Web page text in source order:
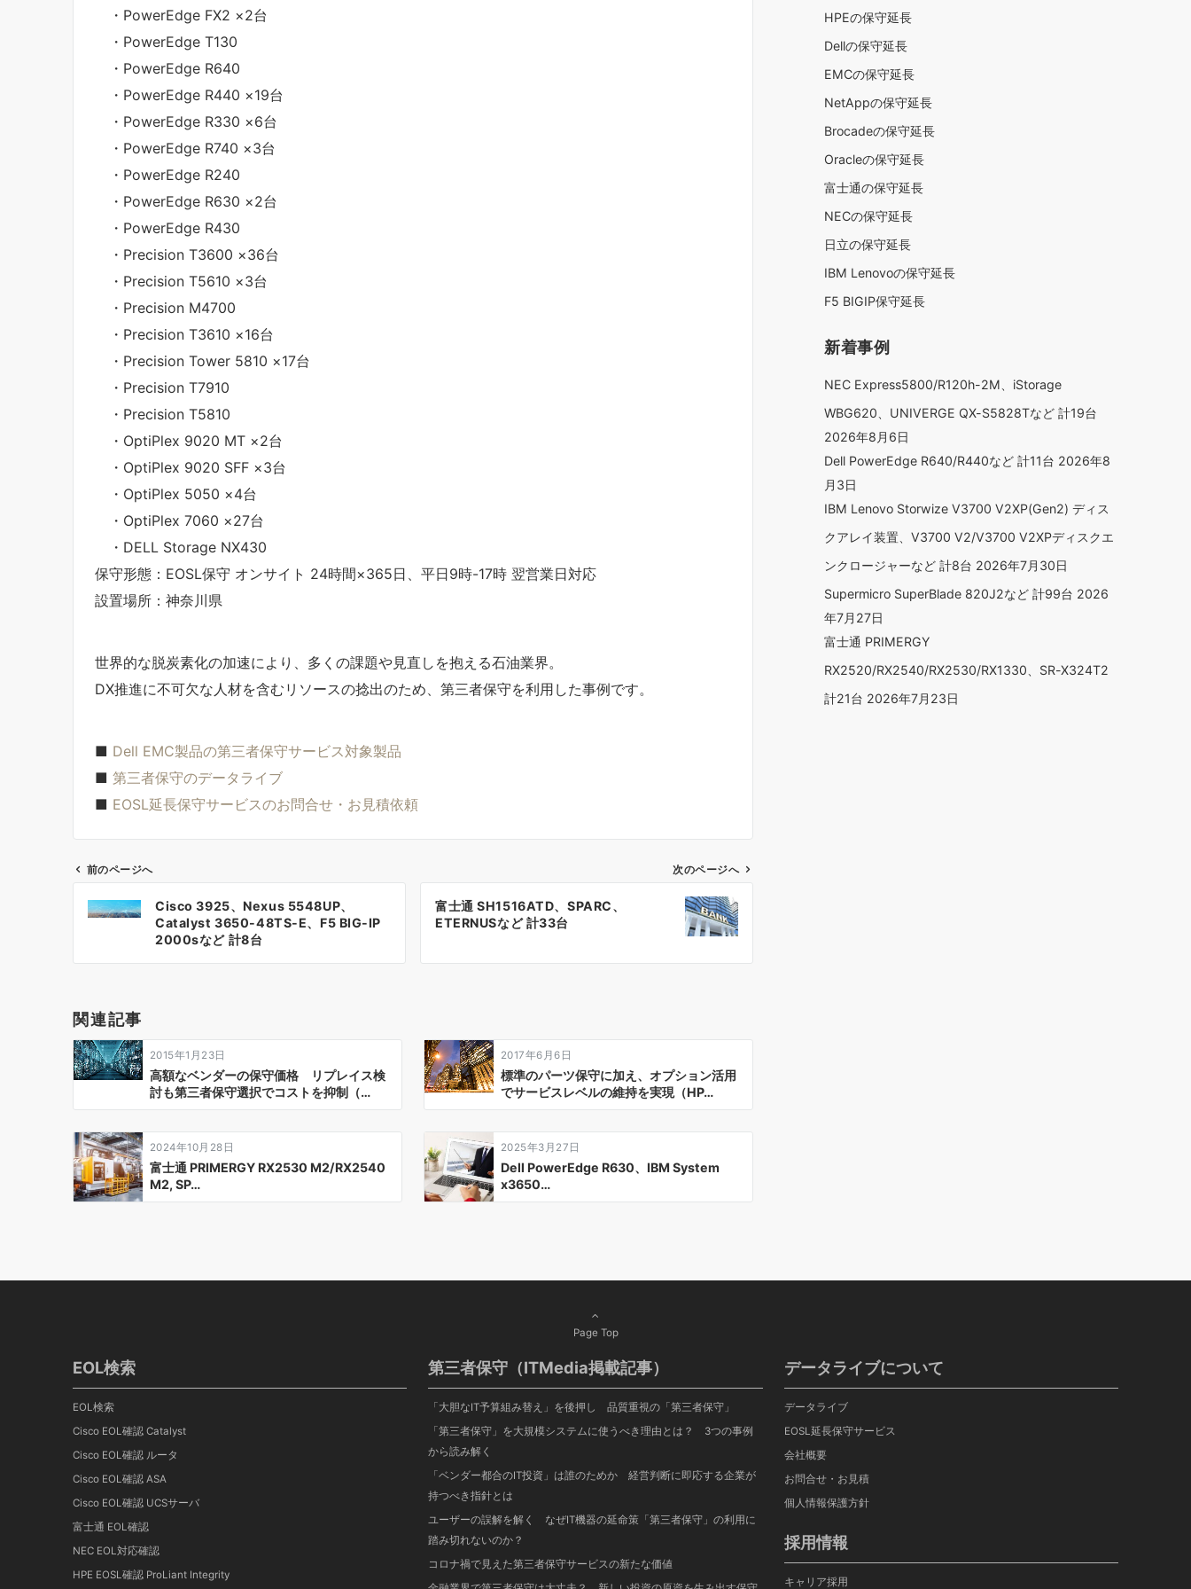
・PowerEdge FX2 ×2台
・PowerEdge T130
・PowerEdge R640
・PowerEdge R440 ×19台
・PowerEdge R330 ×6台
・PowerEdge R740 ×3台
・PowerEdge R240
・PowerEdge R630 ×2台
・PowerEdge R430
・Precision T3600 ×36台
・Precision T5610 ×3台
・Precision M4700
・Precision T3610 ×16台
・Precision Tower 5810 ×17台
・Precision T7910
・Precision T5810
・OptiPlex 9020 MT ×2台
・OptiPlex 9020 SFF ×3台
・OptiPlex 5050 ×4台
・OptiPlex 7060 ×27台
・DELL Storage NX430
保守形態：EOSL保守 オンサイト 24時間×365日、平日9時-17時 翌営業日対応
設置場所：神奈川県
世界的な脱炭素化の加速により、多くの課題や見直しを抱える石油業界。
DX推進に不可欠な人材を含むリソースの捻出のため、第三者保守を利用した事例です。
■ Dell EMC製品の第三者保守サービス対象製品
■ 第三者保守のデータライブ
■ EOSL延長保守サービスのお問合せ・お見積依頼
投
ナ
ゲ
ー
シ
ョ
ン
前のページへ
Cisco 3925、Nexus 5548UP、
Catalyst 3650-48TS-E、F5 BIG-IP
2000sなど 計8台
次のページへ
富士通 SH1516ATD、SPARC、
ETERNUSなど 計33台
関連記事
2015年1月23日
高額なベンダーの保守価格 リプレイス検
討も第三者保守選択でコストを抑制（…
2017年6月6日
標準のパーツ保守に加え、オプション活用
でサービスレベルの維持を実現（HP…
2024年10月28日
富士通 PRIMERGY RX2530 M2/RX2540
M2, SP…
2025年3月27日
Dell PowerEdge R630、IBM System
x3650…
HPEの保守延長
Dellの保守延長
EMCの保守延長
NetAppの保守延長
Brocadeの保守延長
Oracleの保守延長
富士通の保守延長
NECの保守延長
日立の保守延長
IBM Lenovoの保守延長
F5 BIGIP保守延長
新着事例
NEC Express5800/R120h-2M、iStorage
WBG620、UNIVERGE QX-S5828Tなど 計19台
2026年8月6日
Dell PowerEdge R640/R440など 計11台 2026年8
月3日
IBM Lenovo Storwize V3700 V2XP(Gen2) ディス
クアレイ装置、V3700 V2/V3700 V2XPディスクエ
ンクロージャーなど 計8台 2026年7月30日
Supermicro SuperBlade 820J2など 計99台 2026
年7月27日
富士通 PRIMERGY
RX2520/RX2540/RX2530/RX1330、SR-X324T2
計21台 2026年7月23日
Page Top
EOL検索
EOL検索
Cisco EOL確認 Catalyst
Cisco EOL確認 ルータ
Cisco EOL確認 ASA
Cisco EOL確認 UCSサーバ
富士通 EOL確認
NEC EOL対応確認
HPE EOSL確認 ProLiant Integrity
第三者保守（ITMedia掲載記事）
「大胆なIT予算組み替え」を後押し 品質重視の「第三者保守」
「第三者保守」を大規模システムに使うべき理由とは？ 3つの事例
から読み解く
「ベンダー都合のIT投資」は誰のためか 経営判断に即応する企業が
持つべき指針とは
ユーザーの誤解を解く なぜIT機器の延命策「第三者保守」の利用に
踏み切れないのか？
コロナ禍で見えた第三者保守サービスの新たな価値
データライブについて
データライブ
EOSL延長保守サービス
会社概要
お問合せ・お見積
個人情報保護方針
採用情報
キャリア採用